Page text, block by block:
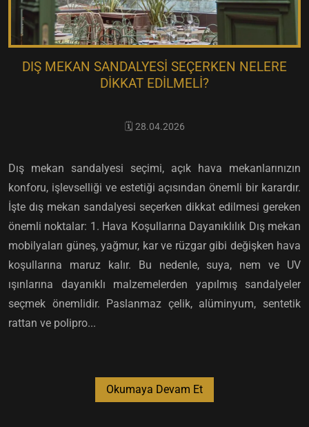
DIŞ MEKAN SANDALYESI SEÇERKEN NELERE
DIKKAT EDILMELI?
🗓️ 28.04.2026
Dış mekan sandalyesi seçimi, açık hava mekanlarınızın
konforu, işlevselliği ve estetiği açısından önemli bir karardır.
İşte dış mekan sandalyesi seçerken dikkat edilmesi gereken
önemli noktalar: 1. Hava Koşullarına Dayanıklılık Dış mekan
mobilyaları güneş, yağmur, kar ve rüzgar gibi değişken hava
koşullarına maruz kalır. Bu nedenle, suya, nem ve UV
ışınlarına dayanıklı malzemelerden yapılmış sandalyeler
seçmek önemlidir. Paslanmaz çelik, alüminyum, sentetik
rattan ve polipro...
Okumaya Devam Et